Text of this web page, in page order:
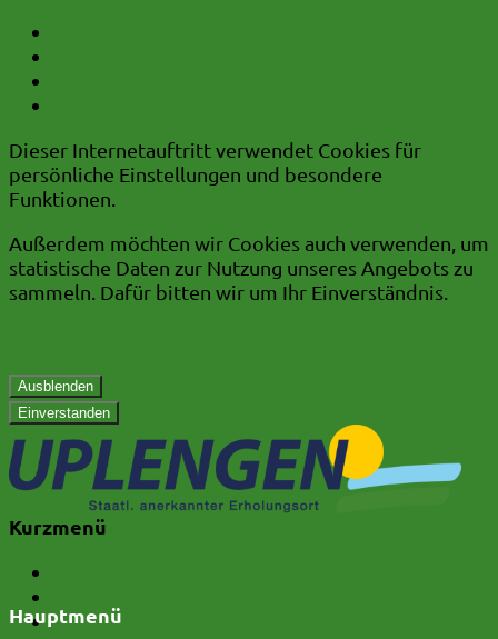
Dieser Internetauftritt verwendet Cookies für
persönliche Einstellungen und besondere
Funktionen.
Außerdem möchten wir Cookies auch verwenden, um
statistische Daten zur Nutzung unseres Angebots zu
sammeln. Dafür bitten wir um Ihr Einverständnis.
Ausblenden
Einverstanden
Kurzmenü
Impressum und Datenschutz
Hauptmenü